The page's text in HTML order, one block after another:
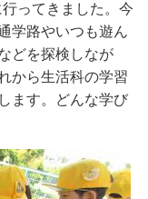
ってきました。今
学路やいつも遊ん
どを探検しなが
から生活科の学習
ます。どんな学び